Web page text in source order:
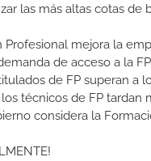
las más altas cotas de
mejora la
de acceso a la
de FP superan a
técnicos de FP
considera la